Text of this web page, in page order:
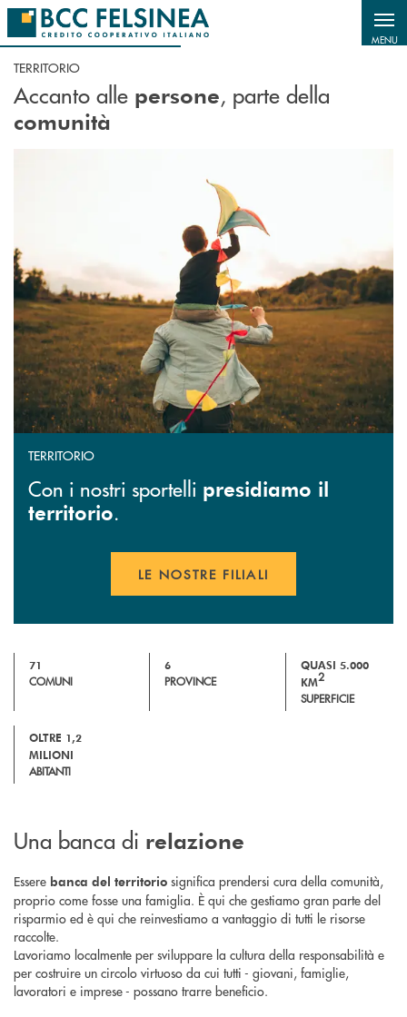
Salta al contenuto principale
MENU
TERRITORIO
Accanto alle persone, parte della
comunità
TERRITORIO
Con i nostri sportelli presidiamo il
territorio.
LE NOSTRE FILIALI
71
COMUNI
6
PROVINCE
QUASI 5.000
KM2
SUPERFICIE
OLTRE 1,2
MILIONI
ABITANTI
Una banca di relazione
Essere banca del territorio significa prendersi cura della comunità,
proprio come fosse una famiglia. È qui che gestiamo gran parte del
risparmio ed è qui che reinvestiamo a vantaggio di tutti le risorse
raccolte.
Lavoriamo localmente per sviluppare la cultura della responsabilità e
per costruire un circolo virtuoso da cui tutti - giovani, famiglie,
lavoratori e imprese - possano trarre beneficio.